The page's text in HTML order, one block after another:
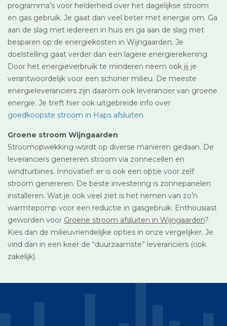
programma’s voor helderheid over het dagelijkse stroom
en gas gebruik. Je gaat dan veel beter met energie om. Ga
aan de slag met iedereen in huis en ga aan de slag met
besparen op de energiekosten in Wijngaarden. Je
doelstelling gaat verder dan een lagere energierekening.
Door het energieverbruik te minderen neem ook jij je
verantwoordelijk voor een schoner milieu. De meeste
energieleveranciers zijn daarom ook leverancier van groene
energie. Je treft hier ook uitgebreide info over
goedkoopste stroom in Haps afsluiten.
Groene stroom Wijngaarden
Stroomopwekking wordt op diverse manieren gedaan. De
leveranciers genereren stroom via zonnecellen en
windturbines. Innovatief: er is ook een optie voor zelf
stroom genereren. De beste investering is zonnepanelen
installeren. Wat je ook veel ziet is het nemen van zo’n
warmtepomp voor een reductie in gasgebruik. Enthousiast
geworden voor Groene stroom afsluiten in Wijngaarden?
Kies dan de milieuvriendelijke opties in onze vergelijker. Je
vind dan in een keer de “duurzaamste” leveranciers (ook
zakelijk).